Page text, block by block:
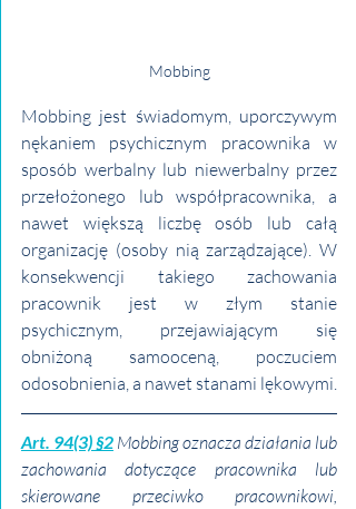
Mobbing
Mobbing jest świadomym, uporczywym
nękaniem psychicznym pracownika w
sposób werbalny lub niewerbalny przez
przełożonego lub współpracownika, a
nawet większą liczbę osób lub całą
organizację (osoby nią zarządzające). W
konsekwencji takiego zachowania
pracownik jest w złym stanie
psychicznym, przejawiającym się
obniżoną samooceną, poczuciem
odosobnienia, a nawet stanami lękowymi.
Art. 94(3) §2 Mobbing oznacza działania lub
zachowania dotyczące pracownika lub
skierowane przeciwko pracownikowi,